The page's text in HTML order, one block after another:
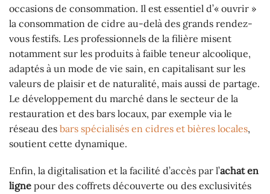
occasions de consommation. Il est essentiel d’« ouvrir »
la consommation de cidre au-delà des grands rendez-
vous festifs. Les professionnels de la filière misent
notamment sur les produits à faible teneur alcoolique,
adaptés à un mode de vie sain, en capitalisant sur les
valeurs de plaisir et de naturalité, mais aussi de partage.
Le développement du marché dans le secteur de la
restauration et des bars locaux, par exemple via le
réseau des bars spécialisés en cidres et bières locales,
soutient cette dynamique.
Enfin, la digitalisation et la facilité d’accès par l’achat en
ligne pour des coffrets découverte ou des exclusivités